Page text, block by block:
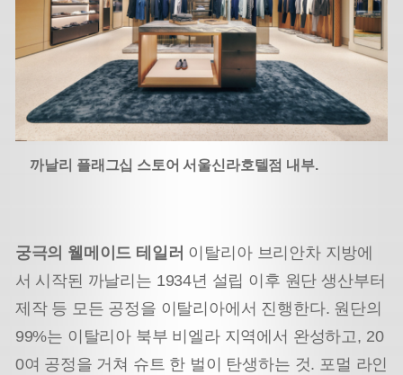
까날리 플래그십 스토어 서울신라호텔점 내부.
궁극의 웰메이드 테일러 이탈리아 브리안차 지방에
서 시작된 까날리는 1934년 설립 이후 원단 생산부터
제작 등 모든 공정을 이탈리아에서 진행한다. 원단의
99%는 이탈리아 북부 비엘라 지역에서 완성하고, 20
0여 공정을 거쳐 슈트 한 벌이 탄생하는 것. 포멀 라인